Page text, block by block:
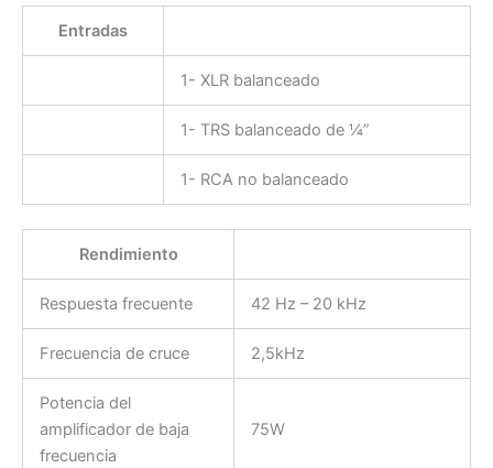
Entradas
1- XLR balanceado
1- TRS balanceado de ¼”
1- RCA no balanceado
Rendimiento
Respuesta frecuente 42 Hz – 20 kHz
Frecuencia de cruce 2,5kHz
Potencia del
amplificador de baja
frecuencia
75W